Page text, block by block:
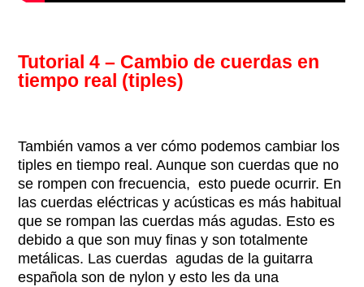
Tutorial 4 – Cambio de cuerdas en
tiempo real (tiples)
También vamos a ver cómo podemos cambiar los
tiples en tiempo real. Aunque son cuerdas que no
se rompen con frecuencia, esto puede ocurrir. En
las cuerdas eléctricas y acústicas es más habitual
que se rompan las cuerdas más agudas. Esto es
debido a que son muy finas y son totalmente
metálicas. Las cuerdas agudas de la guitarra
española son de nylon y esto les da una